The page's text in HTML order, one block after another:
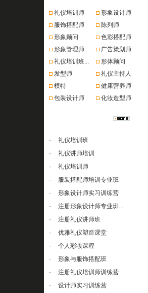
礼仪培训师
形象设计师
服饰搭配师
陈列师
形象顾问
色彩搭配师
形象管理师
广告策划师
礼仪培训班...
形体顾问
发型师
礼仪主持人
模特
健康营养师
包装设计师
化妆造型师
·
礼仪培训班
·
礼仪讲师培训
·
礼仪培训师
·
服装搭配师培训专业班
·
形象设计师实习训练营
·
注册形象设计师专业班...
·
注册礼仪讲师班
·
优雅礼仪塑造课堂
·
个人彩妆课程
·
形象与服饰搭配班
·
注册礼仪培训师训练营
·
设计师实习训练营